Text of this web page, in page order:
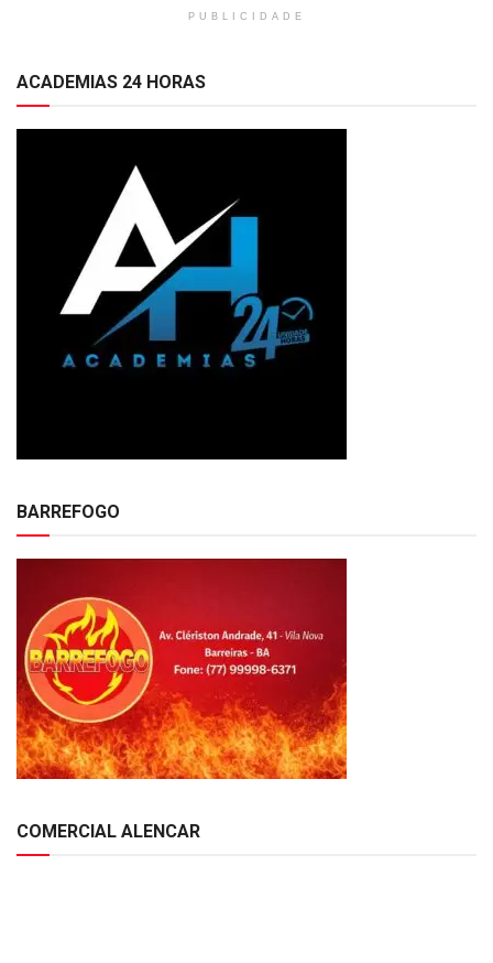
PUBLICIDADE
ACADEMIAS 24 HORAS
BARREFOGO
COMERCIAL ALENCAR